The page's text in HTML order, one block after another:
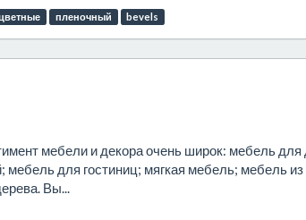
пленочный bevels
мебели и декора очень широк: мебель для
для гостиниц; мягкая мебель; мебель из
Вы...